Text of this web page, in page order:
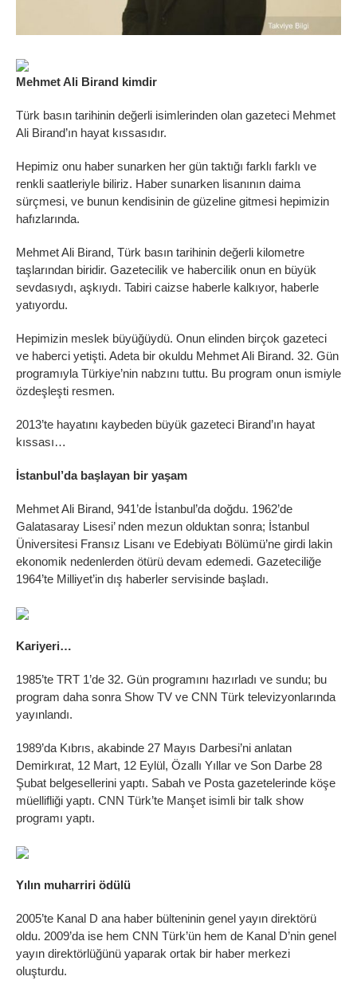
Mehmet Ali Birand kimdir
Türk basın tarihinin değerli isimlerinden olan gazeteci Mehmet
Ali Birand’ın hayat kıssasıdır.
Hepimiz onu haber sunarken her gün taktığı farklı farklı ve
renkli saatleriyle biliriz. Haber sunarken lisanının daima
sürçmesi, ve bunun kendisinin de güzeline gitmesi hepimizin
hafızlarında.
Mehmet Ali Birand, Türk basın tarihinin değerli kilometre
taşlarından biridir. Gazetecilik ve habercilik onun en büyük
sevdasıydı, aşkıydı. Tabiri caizse haberle kalkıyor, haberle
yatıyordu.
Hepimizin meslek büyüğüydü. Onun elinden birçok gazeteci
ve haberci yetişti. Adeta bir okuldu Mehmet Ali Birand. 32. Gün
programıyla Türkiye’nin nabzını tuttu. Bu program onun ismiyle
özdeşleşti resmen.
2013’te hayatını kaybeden büyük gazeteci Birand’ın hayat
kıssası…
İstanbul’da başlayan bir yaşam
Mehmet Ali Birand, 941’de İstanbul’da doğdu. 1962’de
Galatasaray Lisesi’ nden mezun olduktan sonra; İstanbul
Üniversitesi Fransız Lisanı ve Edebiyatı Bölümü’ne girdi lakin
ekonomik nedenlerden ötürü devam edemedi. Gazeteciliğe
1964’te Milliyet’in dış haberler servisinde başladı.
Kariyeri…
1985’te TRT 1’de 32. Gün programını hazırladı ve sundu; bu
program daha sonra Show TV ve CNN Türk televizyonlarında
yayınlandı.
1989’da Kıbrıs, akabinde 27 Mayıs Darbesi’ni anlatan
Demirkırat, 12 Mart, 12 Eylül, Özallı Yıllar ve Son Darbe 28
Şubat belgesellerini yaptı. Sabah ve Posta gazetelerinde köşe
müellifliği yaptı. CNN Türk’te Manşet isimli bir talk show
programı yaptı.
Yılın muharriri ödülü
2005’te Kanal D ana haber bülteninin genel yayın direktörü
oldu. 2009’da ise hem CNN Türk’ün hem de Kanal D’nin genel
yayın direktörlüğünü yaparak ortak bir haber merkezi
oluşturdu.